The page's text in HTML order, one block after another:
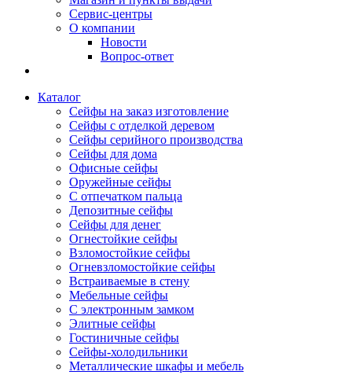
Сервис-центры
О компании
Новости
Вопрос-ответ
Каталог
Сейфы на заказ изготовление
Сейфы с отделкой деревом
Сейфы серийного производства
Сейфы для дома
Офисные сейфы
Оружейные сейфы
С отпечатком пальца
Депозитные сейфы
Сейфы для денег
Огнестойкие сейфы
Взломостойкие сейфы
Огневзломостойкие сейфы
Встраиваемые в стену
Мебельные сейфы
С электронным замком
Элитные сейфы
Гостиничные сейфы
Сейфы-холодильники
Металлические шкафы и мебель